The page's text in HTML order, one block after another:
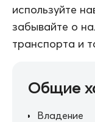
используйте
забывайте о
транспорта и
Общие
Владение